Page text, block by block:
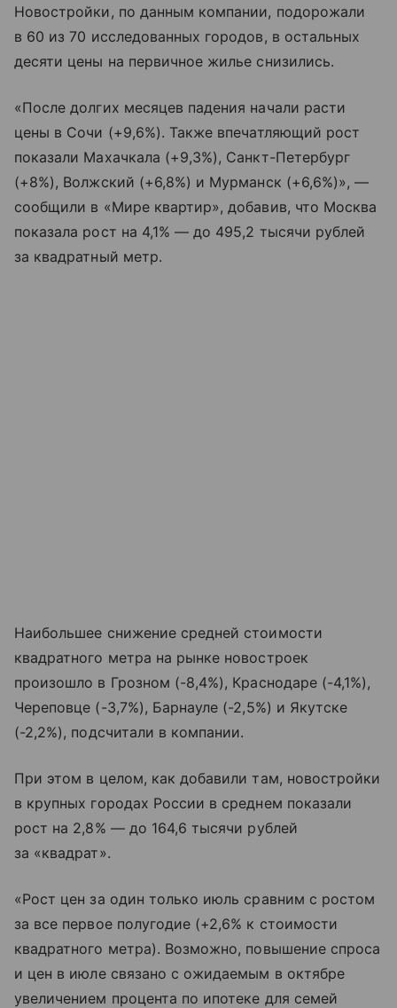
Новостройки, по данным компании, подорожали
в 60 из 70 исследованных городов, в остальных
десяти цены на первичное жилье снизились.
«После долгих месяцев падения начали расти
цены в Сочи (+9,6%). Также впечатляющий рост
показали Махачкала (+9,3%), Санкт-Петербург
(+8%), Волжский (+6,8%) и Мурманск (+6,6%)», —
сообщили в «Мире квартир», добавив, что Москва
показала рост на 4,1% — до 495,2 тысячи рублей
за квадратный метр.
Наибольшее снижение средней стоимости
квадратного метра на рынке новостроек
произошло в Грозном (-8,4%), Краснодаре (-4,1%),
Череповце (-3,7%), Барнауле (-2,5%) и Якутске
(-2,2%), подсчитали в компании.
При этом в целом, как добавили там, новостройки
в крупных городах России в среднем показали
рост на 2,8% — до 164,6 тысячи рублей
за «квадрат».
«Рост цен за один только июль сравним с ростом
за все первое полугодие (+2,6% к стоимости
квадратного метра). Возможно, повышение спроса
и цен в июле связано с ожидаемым в октябре
увеличением процента по ипотеке для семей